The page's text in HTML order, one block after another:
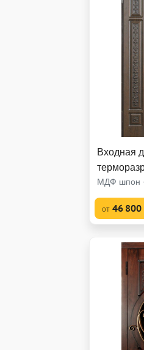
Входная
МДФ шпон
от 46 800